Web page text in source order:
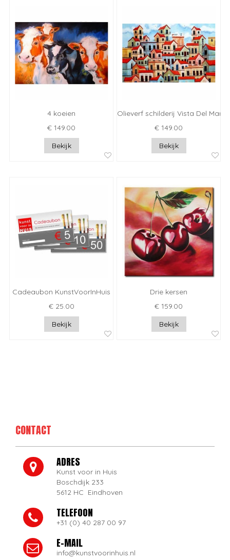
4 koeien
€ 149.00
Bekijk
Olieverf schilderij Vista Del Mar
€ 149.00
Bekijk
Cadeaubon KunstVoorInHuis
€ 25.00
Bekijk
Drie kersen
€ 159.00
Bekijk
CONTACT
ADRES
Kunst voor in Huis
Boschdijk 233
5612 HC Eindhoven
TELEFOON
+31 (0) 40 287 00 97
E-MAIL
info@kunstvoorinhuis.nl